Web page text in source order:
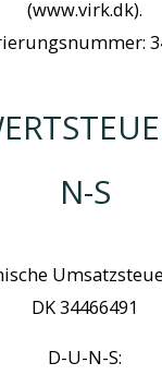
(www.virk.dk).
N-S
DK 34466491
D-U-N-S: